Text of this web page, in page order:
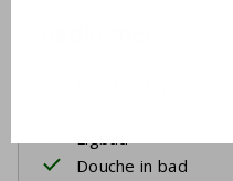
Ligbad
Douche in bad